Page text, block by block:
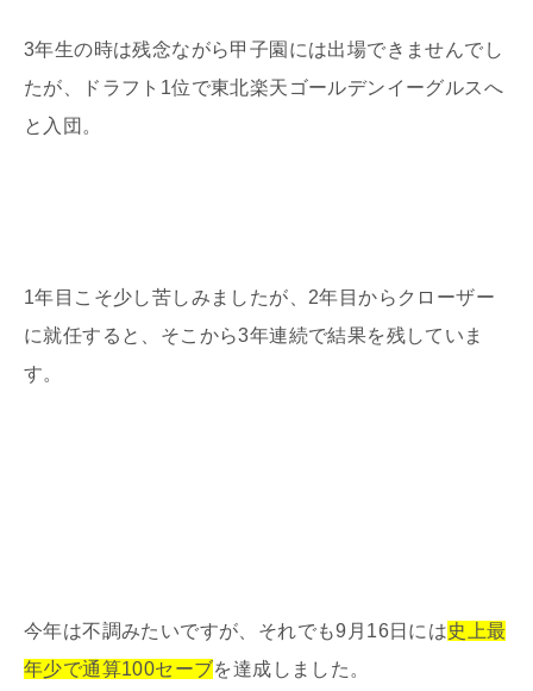
3年生の時は残念ながら甲子園には出場できませんでし
たが、ドラフト1位で東北楽天ゴールデンイーグルスへ
と入団。
1年目こそ少し苦しみましたが、2年目からクローザー
に就任すると、そこから3年連続で結果を残していま
す。
今年は不調みたいですが、それでも9月16日には史上最
年少で通算100セーブを達成しました。